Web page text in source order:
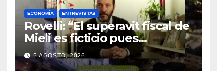
ECONOMÍA ENTREVISTAS
Rovelli: “El superavit fiscal de
Mieli es ficticio pues
debemos 480 mil millones de
dólares”
5 AGOSTO, 2026